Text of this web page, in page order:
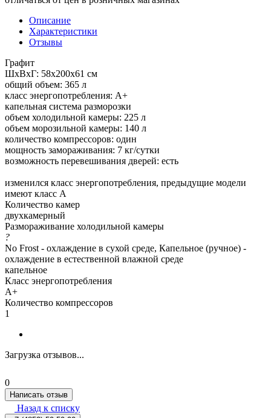
Описание
Характеристики
Отзывы
Графит
ШхВхГ: 58х200х61 см
общий объем: 365 л
класс энергопотребления: A+
капельная система разморозки
объем холодильной камеры: 225 л
объем морозильной камеры: 140 л
количество компрессоров: один
мощность замораживания: 7 кг/сутки
возможность перевешивания дверей: есть
изменился класс энергопотребления, предыдущие модели
имеют класс А
Количество камер
двухкамерный
Размораживание холодильной камеры
?
No Frost - охлаждение в сухой среде, Капельное (ручное) -
охлаждение в естественной влажной среде
капельное
Класс энергопотребления
A+
Количество компрессоров
1
Загрузка отзывов...
0
Написать отзыв
Назад к списку